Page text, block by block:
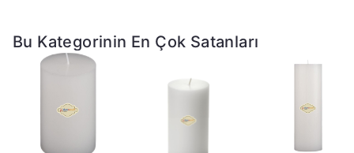
Bu Kategorinin En Çok Satanları